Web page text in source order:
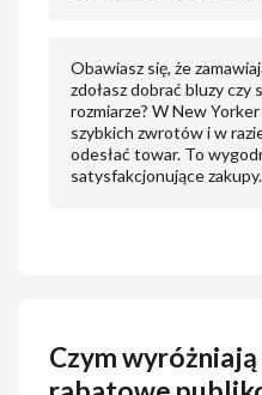
Obawiasz się, że
zdołasz dobrać bluzy
rozmiarze? W New
szybkich zwrotów i w
odesłać towar. To
satysfakcjonujące zakupy.
Czym